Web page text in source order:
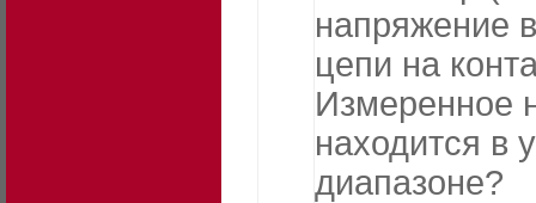
напряжение
цепи на
Измеренное
находится в
диапазоне?